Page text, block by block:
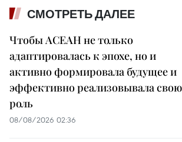
СМОТРЕТЬ ДАЛЕЕ
Чтобы АСЕАН не только
адаптировалась к эпохе, но и
активно формировала будущее и
эффективно реализовывала свою
роль
08/08/2026 02:36